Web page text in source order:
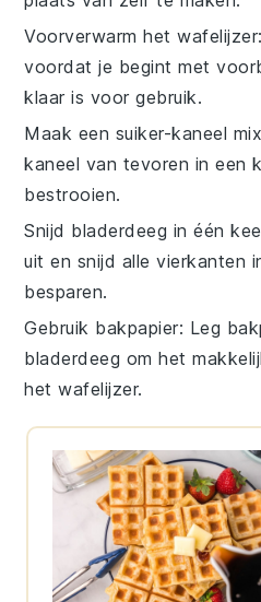
Voorverwarm het wafelijzer
voordat je begint met
klaar is voor gebruik.
Maak een suiker-kaneel mix
kaneel van tevoren in een
bestrooien.
Snijd bladerdeeg in één
uit en snijd alle vierkanten
besparen.
Gebruik bakpapier: Leg
bladerdeeg om het
het wafelijzer.